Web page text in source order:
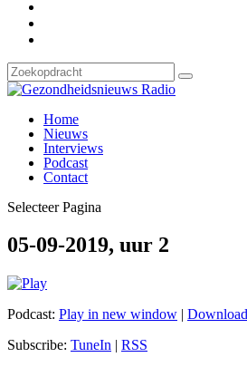
Home
Nieuws
Interviews
Podcast
Contact
Selecteer Pagina
05-09-2019, uur 2
Podcast: Play in new window | Download
Subscribe: TuneIn | RSS